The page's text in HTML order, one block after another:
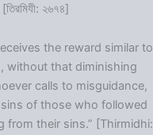
২৬৭৪]
the reward similar to
without that diminishing
calls to misguidance,
of those who followed
their sins.” [Thirmidhi: